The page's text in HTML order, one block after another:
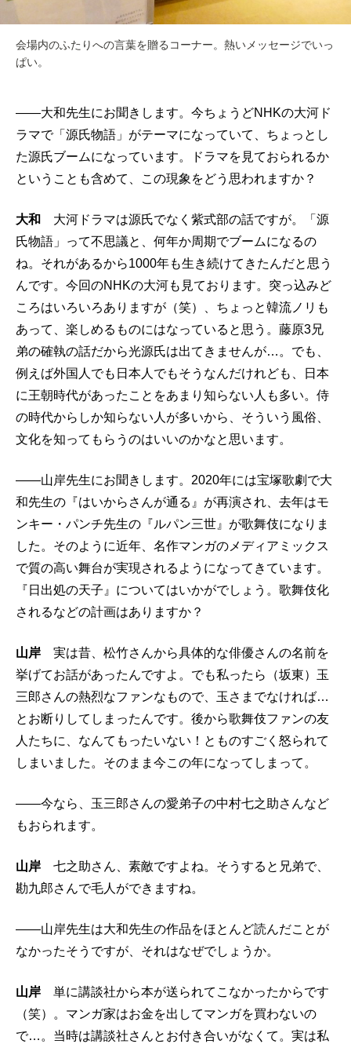
会場内のふたりへの言葉を贈るコーナー。熱いメッセージでいっ
ぱい。
――大和先生にお聞きします。今ちょうどNHKの大河ド
ラマで「源氏物語」がテーマになっていて、ちょっとし
た源氏ブームになっています。ドラマを見ておられるか
ということも含めて、この現象をどう思われますか？
大和
大河ドラマは源氏でなく紫式部の話ですが。「源
氏物語」って不思議と、何年か周期でブームになるの
ね。それがあるから1000年も生き続けてきたんだと思う
んです。今回のNHKの大河も見ております。突っ込みど
ころはいろいろありますが（笑）、ちょっと韓流ノリも
あって、楽しめるものにはなっていると思う。藤原3兄
弟の確執の話だから光源氏は出てきませんが…。でも、
例えば外国人でも日本人でもそうなんだけれども、日本
に王朝時代があったことをあまり知らない人も多い。侍
の時代からしか知らない人が多いから、そういう風俗、
文化を知ってもらうのはいいのかなと思います。
――山岸先生にお聞きします。2020年には宝塚歌劇で大
和先生の『はいからさんが通る』が再演され、去年はモ
ンキー・パンチ先生の『ルパン三世』が歌舞伎になりま
した。そのように近年、名作マンガのメディアミックス
で質の高い舞台が実現されるようになってきています。
『日出処の天子』についてはいかがでしょう。歌舞伎化
されるなどの計画はありますか？
山岸 実は昔、松竹さんから具体的な俳優さんの名前を
挙げてお話があったんですよ。でも私ったら（坂東）玉
三郎さんの熱烈なファンなもので、玉さまでなければ…
とお断りしてしまったんです。後から歌舞伎ファンの友
人たちに、なんてもったいない！とものすごく怒られて
しまいました。そのまま今この年になってしまって。
――今なら、玉三郎さんの愛弟子の中村七之助さんなど
もおられます。
山岸 七之助さん、素敵ですよね。そうすると兄弟で、
勘九郎さんで毛人ができますね。
――山岸先生は大和先生の作品をほとんど読んだことが
なかったそうですが、それはなぜでしょうか。
山岸 単に講談社から本が送られてこなかったからです
（笑）。マンガ家はお金を出してマンガを買わないの
で…。当時は講談社さんとお付き合いがなくて。実は私